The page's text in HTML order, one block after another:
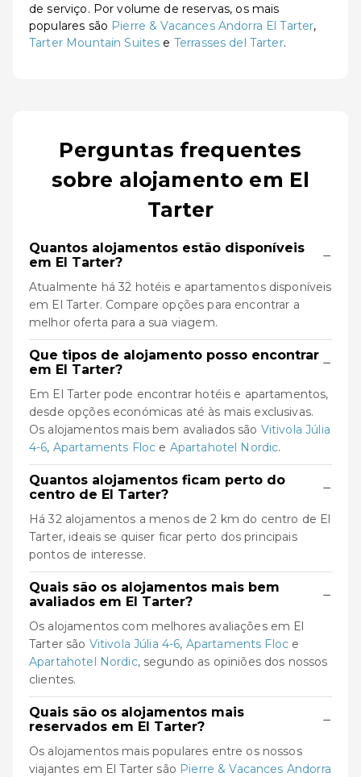
de serviço. Por volume de reservas, os mais
populares são Pierre & Vacances Andorra El Tarter,
Tarter Mountain Suites e Terrasses del Tarter.
Perguntas frequentes
sobre alojamento em El
Tarter
Quantos alojamentos estão disponíveis
em El Tarter?
−
Atualmente há 32 hotéis e apartamentos disponíveis
em El Tarter. Compare opções para encontrar a
melhor oferta para a sua viagem.
Que tipos de alojamento posso encontrar
em El Tarter?
−
Em El Tarter pode encontrar hotéis e apartamentos,
desde opções económicas até às mais exclusivas.
Os alojamentos mais bem avaliados são Vitivola Júlia
4-6, Apartaments Floc e Apartahotel Nordic.
Quantos alojamentos ficam perto do
centro de El Tarter?
−
Há 32 alojamentos a menos de 2 km do centro de El
Tarter, ideais se quiser ficar perto dos principais
pontos de interesse.
Quais são os alojamentos mais bem
avaliados em El Tarter?
−
Os alojamentos com melhores avaliações em El
Tarter são Vitivola Júlia 4-6, Apartaments Floc e
Apartahotel Nordic, segundo as opiniões dos nossos
clientes.
Quais são os alojamentos mais
reservados em El Tarter?
−
Os alojamentos mais populares entre os nossos
viajantes em El Tarter são Pierre & Vacances Andorra